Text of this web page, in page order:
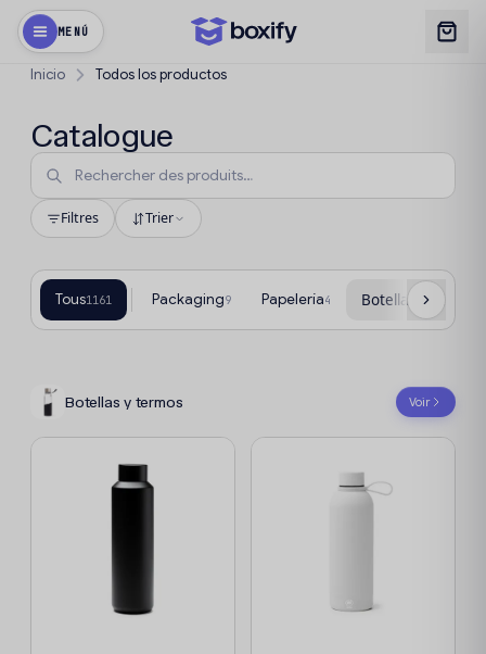
MENÚ
Inicio Todos los productos
Catalogue
Filtres Trier
Tous1161 Packaging9 Papelería4 Botellas y termos
Botellas y termos Voir